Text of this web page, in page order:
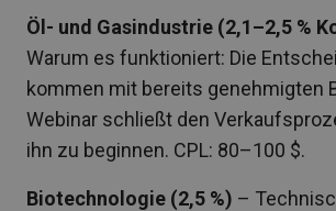
Öl- und Gasindustrie (2,1–2,5 %
Warum es funktioniert: Die
kommen mit bereits genehmigten
Webinar schließt den
ihn zu beginnen. CPL: 80–100 $.
Biotechnologie (2,5 %) –